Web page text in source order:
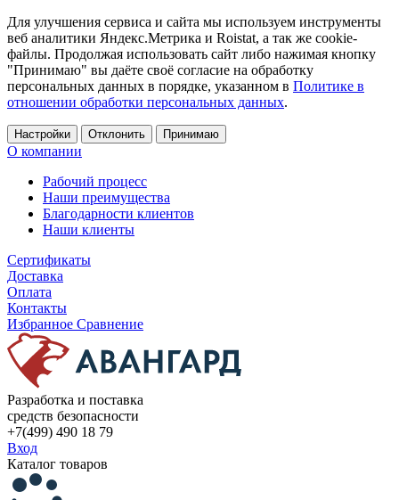
Для улучшения сервиса и сайта мы используем инструменты
веб аналитики Яндекс.Метрика и Roistat, а так же cookie-
файлы. Продолжая использовать сайт либо нажимая кнопку
"Принимаю" вы даёте своё согласие на обработку
персональных данных в порядке, указанном в Политике в
отношении обработки персональных данных.
Настройки Отклонить Принимаю
О компании
Рабочий процесс
Наши преимущества
Благодарности клиентов
Наши клиенты
Сертификаты
Доставка
Оплата
Контакты
Избранное Сравнение
Разработка и поставка
средств безопасности
+7(499) 490 18 79
Вход
Каталог товаров